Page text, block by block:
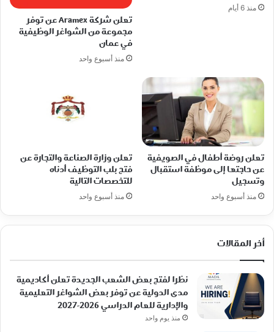
منذ 6 أيام
تعلن شركة Aramex عن توفر
مجموعة من الشواغر الوظيفية
في عمان
منذ أسبوع واحد
تعلن روضة أطفال في الصويفية
عن حاجتها إلى موظفة استقبال
وتسجيل
منذ أسبوع واحد
تعلن وزارة الصناعة والتجارة عن
فتح بلب التوظيف أدناه
للتخصصات التالية
منذ أسبوع واحد
أخر المقالات
نظرا لفتح بعض الشعب الجديدة تعلن أكاديمية
مدى الدولية عن توفر بعض الشواغر التعليمية
والإدارية للعام الدراسي 2026-2027
منذ يوم واحد